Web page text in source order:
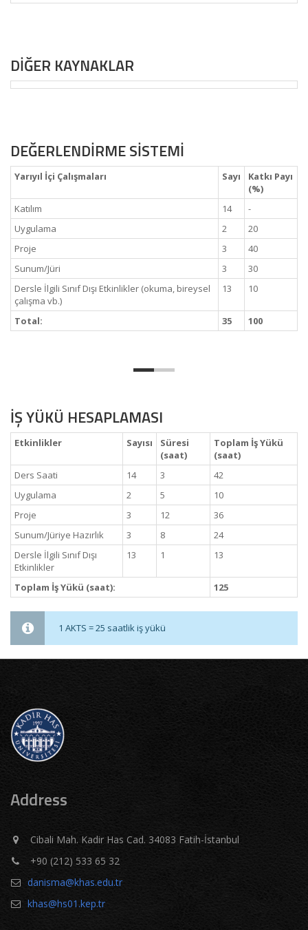
DİĞER KAYNAKLAR
DEĞERLENDİRME SİSTEMİ
Yarıyıl İçi Çalışmaları Sayı
Katkı Payı
(%)
Katılım
14
-
Uygulama
2
20
Proje
3
40
Sunum/Jüri
3
30
Dersle İlgili Sınıf Dışı Etkinlikler (okuma, bireysel
çalışma vb.)
13 10
Total: 35 100
İŞ YÜKÜ HESAPLAMASI
Etkinlikler Sayısı
Süresi
(saat)
Toplam İş Yükü
(saat)
Ders Saati
14 3
42
Uygulama
2 5
10
Proje
3 12
36
Sunum/Jüriye Hazırlık
3 8
24
Dersle İlgili Sınıf Dışı
Etkinlikler
13 1 13
Toplam İş Yükü (saat): 125
1 AKTS = 25 saatlik iş yükü
Address
Cibali Mah. Kadir Has Cad. 34083 Fatih-İstanbul
+90 (212) 533 65 32
danisma@khas.edu.tr
khas@hs01.kep.tr